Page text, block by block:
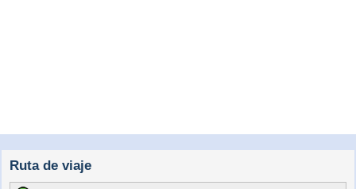
Ruta de viaje